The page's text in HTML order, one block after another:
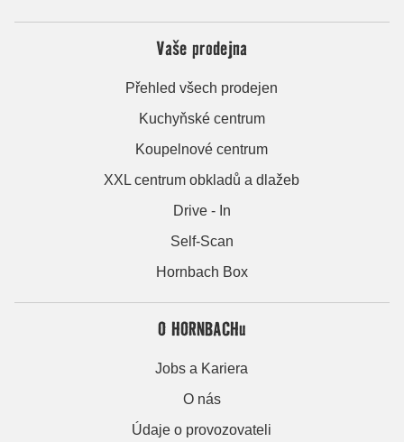
Vaše prodejna
Přehled všech prodejen
Kuchyňské centrum
Koupelnové centrum
XXL centrum obkladů a dlažeb
Drive - In
Self-Scan
Hornbach Box
O HORNBACHu
Jobs a Kariera
O nás
Údaje o provozovateli